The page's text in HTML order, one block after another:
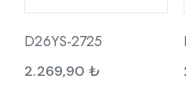
D26YS-2725
2.269,90₺